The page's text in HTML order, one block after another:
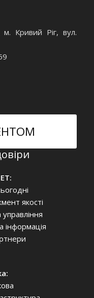
м. Кривий Ріг, вул.
якості
інформація